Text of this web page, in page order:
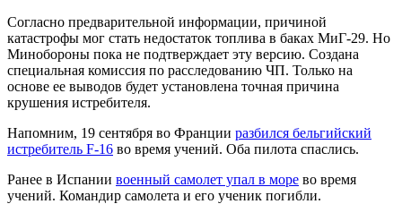
Согласно предварительной информации, причиной
катастрофы мог стать недостаток топлива в баках МиГ-29. Но
Минобороны пока не подтверждает эту версию. Создана
специальная комиссия по расследованию ЧП. Только на
основе ее выводов будет установлена точная причина
крушения истребителя.
Напомним, 19 сентября во Франции разбился бельгийский
истребитель F-16 во время учений. Оба пилота спаслись.
Ранее в Испании военный самолет упал в море во время
учений. Командир самолета и его ученик погибли.